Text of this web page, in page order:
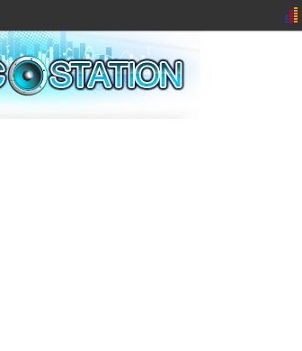
ข่าวสั้น
หนังใหม่
หมากรุกไทย